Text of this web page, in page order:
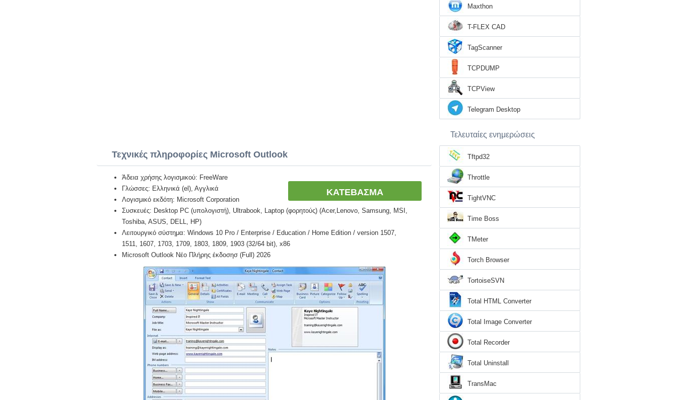
Τεχνικές πληροφορίες Microsoft Outlook
ΚΑΤΕΒΑΣΜΑ
Άδεια χρήσης λογισμικού: FreeWare
Γλώσσες: Ελληνικά (el), Αγγλικά
Λογισμικό εκδότη: Microsoft Corporation
Συσκευές: Desktop PC (υπολογιστή), Ultrabook, Laptop (φορητούς) (Acer,Lenovo, Samsung, MSI,
Toshiba, ASUS, DELL, HP)
Λειτουργικό σύστημα: Windows 10 Pro / Enterprise / Education / Home Edition / version 1507,
1511, 1607, 1703, 1709, 1803, 1809, 1903 (32/64 bit), x86
Microsoft Outlook Νέο Πλήρης έκδοσησ (Full) 2026
Maxthon
T-FLEX CAD
TagScanner
TCPDUMP
TCPView
Telegram Desktop
Τελευταίες ενημερώσεις
Tftpd32
Throttle
TightVNC
Time Boss
TMeter
Torch Browser
TortoiseSVN
Total HTML Converter
Total Image Converter
Total Recorder
Total Uninstall
TransMac